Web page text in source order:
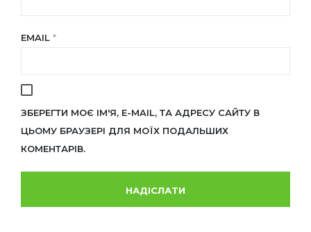
EMAIL *
ЗБЕРЕГТИ МОЄ ІМ'Я, E-MAIL, ТА АДРЕСУ САЙТУ В
ЦЬОМУ БРАУЗЕРІ ДЛЯ МОЇХ ПОДАЛЬШИХ
КОМЕНТАРІВ.